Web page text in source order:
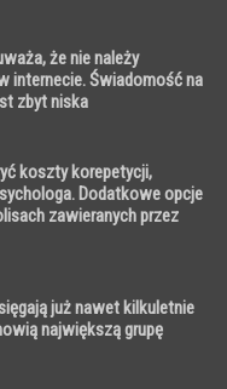
że nie należy
internecie. Świadomość na
zbyt niska
koszty korepetycji,
Dodatkowe opcje
zawieranych przez
już nawet kilkuletnie
największą grupę